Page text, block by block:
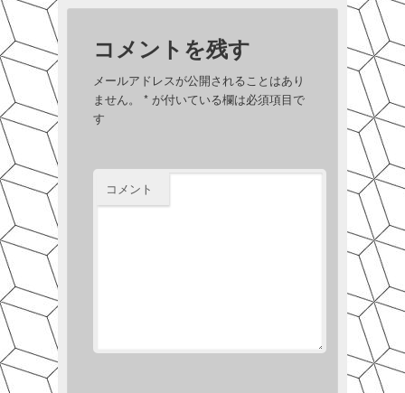
コメントを残す
メールアドレスが公開されることはあり
ません。
*が付いている欄は必須項目で
す
コメント